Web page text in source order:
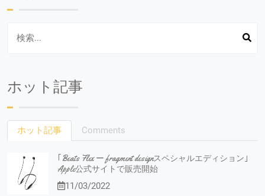
ホット記事
ホット記事 Comments
｢Beats Flex ー fragment designスペシャルエディション｣
Apple公式サイトで販売開始
11/03/2022